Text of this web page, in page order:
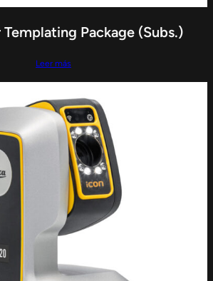
Templating Package (Subs.)
Leer más